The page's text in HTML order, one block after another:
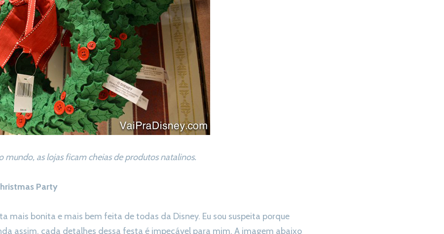
mundo, as lojas ficam cheias de produtos natalinos.
Party
mais bonita e mais bem feita de todas da Disney. Eu sou suspeita porque
assim, cada detalhes dessa festa é impecável para mim. A imagem abaixo